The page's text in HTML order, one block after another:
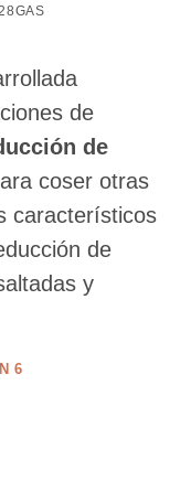
de
de
coser otras
característicos
de
y
6